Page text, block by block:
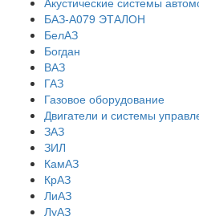
БАЗ-А079 ЭТАЛОН
БелАЗ
Богдан
ВАЗ
ГАЗ
Газовое оборудование
Двигатели и системы
ЗАЗ
ЗИЛ
КамАЗ
КрАЗ
ЛиАЗ
ЛуАЗ